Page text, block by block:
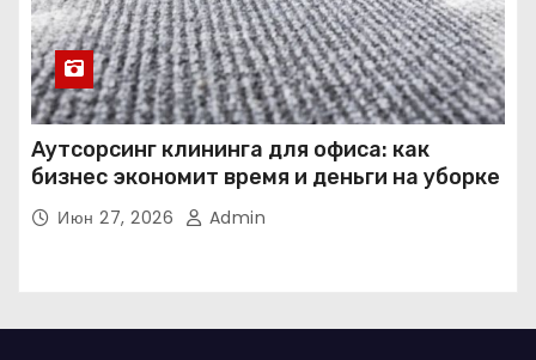
Аутсорсинг клининга для офиса: как
бизнес экономит время и деньги на уборке
Июн 27, 2026 Admin